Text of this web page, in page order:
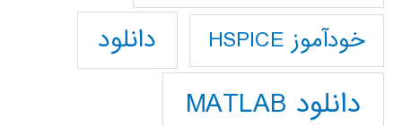
خودآموز HSPICE دانلود
دانلود MATLAB